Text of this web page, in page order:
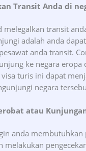
Transit Anda di
melegalkan transit
adalah anda
anda transit.
ke negara eropa
turis ini dapat
negara
atau
anda
melakukan